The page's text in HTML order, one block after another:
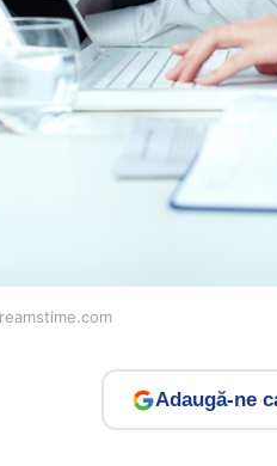
Adaugă-ne